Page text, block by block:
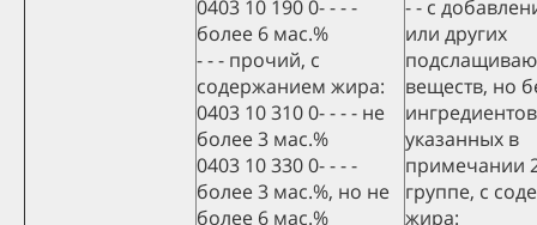
0403 10 190 0- - - -
более 6 мас.%
- - - прочий, с
содержанием жира:
0403 10 310 0- - - - не
более 3 мас.%
0403 10 330 0- - - -
более 3 мас.%, но не
более 6 мас.%
- - с
или других
веществ, но
указанных в
примечании
группе, с
жира: